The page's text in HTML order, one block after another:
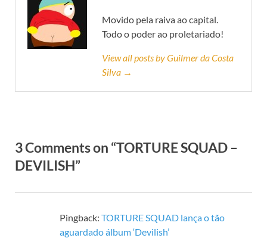
Movido pela raiva ao capital.
Todo o poder ao proletariado!
View all posts by Guilmer da Costa
Silva →
3 Comments on “TORTURE SQUAD –
DEVILISH”
Pingback: TORTURE SQUAD lança o tão
aguardado álbum ‘Devilish’